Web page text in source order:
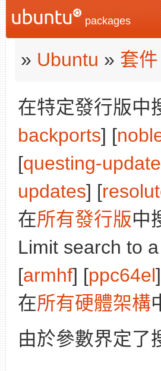
packages
» Ubuntu » 套件
在特定發行版中
backports] [
[questing-
updates] [
在所有發行版中
Limit search to
[armhf] [ppc64el
在所有硬體架構
由於參數界定了